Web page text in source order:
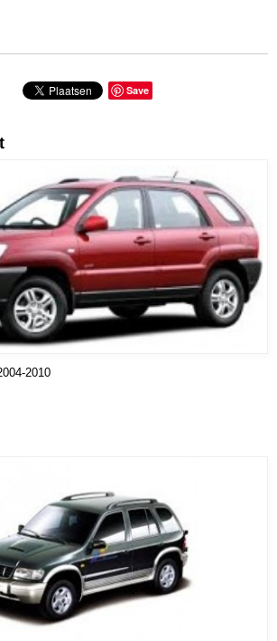
Save
2010